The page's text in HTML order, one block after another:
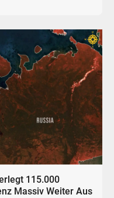
115.000
Massiv Weiter Aus